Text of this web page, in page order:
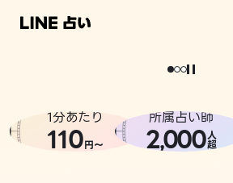
相談事例
どうせなら
。
1分あたり
110円〜
所属占い師
2,000人
超